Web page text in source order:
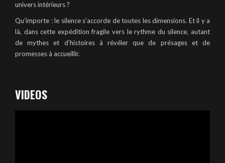
univers intérieurs ?
Qu’importe : le silence s’accorde de toutes les dimensions. Et il y a
là, dans cette expédition fragile vers le rythme du silence, autant
de mythes et d’histoires à révéler que de présages et de
promesses à accueillir.
VIDEOS